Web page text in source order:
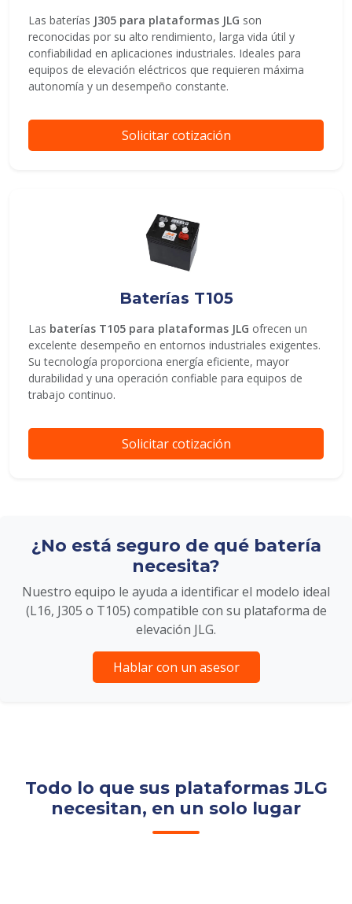
Las baterías J305 para plataformas JLG son
reconocidas por su alto rendimiento, larga vida útil y
confiabilidad en aplicaciones industriales. Ideales para
equipos de elevación eléctricos que requieren máxima
autonomía y un desempeño constante.
Solicitar cotización
Baterías T105
Las baterías T105 para plataformas JLG ofrecen un
excelente desempeño en entornos industriales exigentes.
Su tecnología proporciona energía eficiente, mayor
durabilidad y una operación confiable para equipos de
trabajo continuo.
Solicitar cotización
¿No está seguro de qué batería
necesita?
Nuestro equipo le ayuda a identificar el modelo ideal
(L16, J305 o T105) compatible con su plataforma de
elevación JLG.
Hablar con un asesor
Todo lo que sus plataformas JLG
necesitan, en un solo lugar